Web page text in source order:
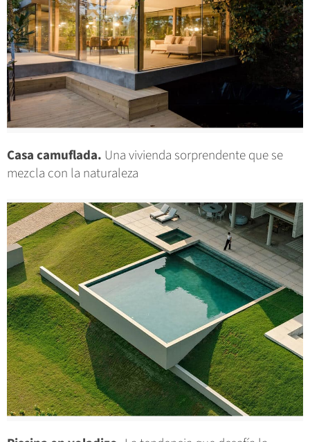
Casa camuflada. Una vivienda sorprendente que se
mezcla con la naturaleza